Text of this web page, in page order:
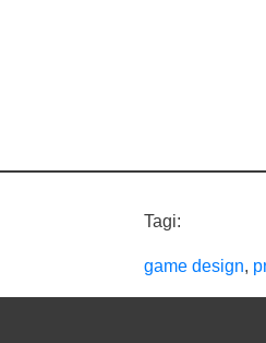
Tagi:
game design,